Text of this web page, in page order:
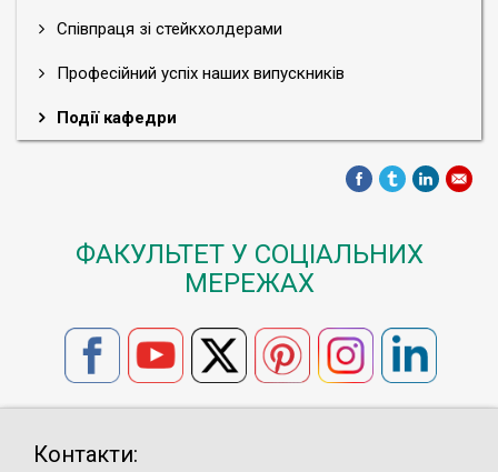
Співпраця зі стейкхолдерами
Професійний успіх наших випускників
Події кафедри
ФАКУЛЬТЕТ У СОЦІАЛЬНИХ
МЕРЕЖАХ
Контакти: